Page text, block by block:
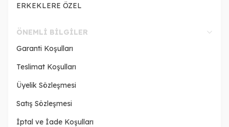
ERKEKLERE ÖZEL
ÖNEMLI BILGILER
Garanti Koşulları
Teslimat Koşulları
Üyelik Sözleşmesi
Satış Sözleşmesi
İptal ve İade Koşulları